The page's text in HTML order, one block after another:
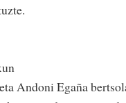
Andoni Egaña